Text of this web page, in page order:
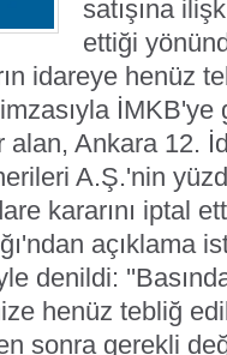
satışına
ettiği
idareye henüz
İMKB'ye
alan, Ankara 12.
A.Ş.'nin
kararını iptal
açıklama
denildi:
henüz tebliğ
sonra gerekli